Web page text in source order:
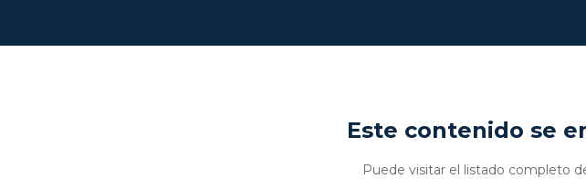
Este contenido se
Puede visitar el listado completo